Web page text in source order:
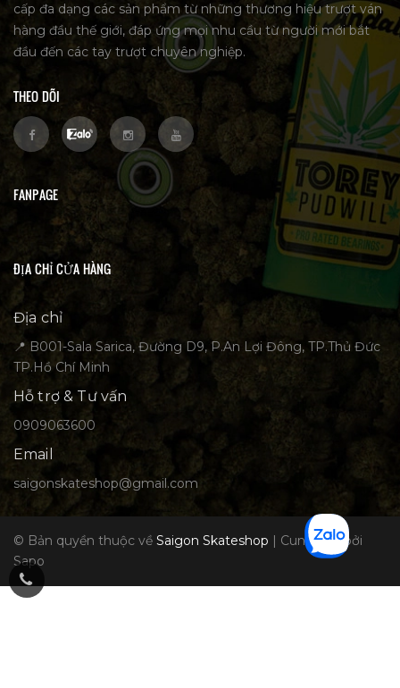
cấp đa dạng các sản phẩm từ những thương hiệu trượt ván
hàng đầu thế giới, đáp ứng mọi nhu cầu từ người mới bắt
đầu đến các tay trượt chuyên nghiệp.
THEO DÕI
FANPAGE
ĐỊA CHỈ CỬA HÀNG
Địa chỉ
📍 B001-Sala Sarica, Đường D9, P.An Lợi Đông, TP.Thủ Đức
TP.Hồ Chí Minh
Hỗ trợ & Tư vấn
0909063600
Email
saigonskateshop@gmail.com
© Bản quyền thuộc về Saigon Skateshop | Cung cấp bởi
Sapo